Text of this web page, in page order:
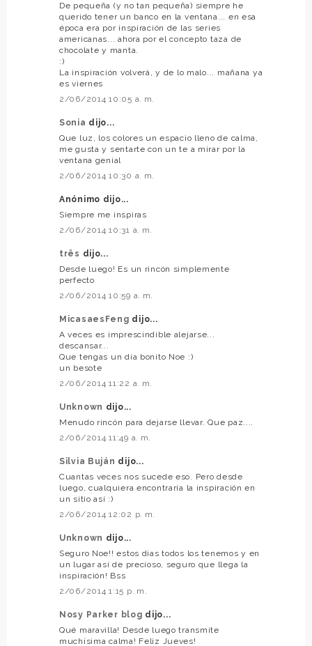
De pequeña (y no tan pequeña) siempre he
querido tener un banco en la ventana... en esa
época era por inspiración de las series
americanas... ahora por el concepto taza de
chocolate y manta.
:)
La inspiración volverá, y de lo malo... mañana ya
es viernes
2/06/2014 10:05 a. m.
Sonia dijo...
Que luz, los colores un espacio lleno de calma,
me gusta y sentarte con un te a mirar por la
ventana genial
2/06/2014 10:30 a. m.
Anónimo dijo...
Siempre me inspiras
2/06/2014 10:31 a. m.
três dijo...
Desde luego! Es un rincón simplemente
perfecto
2/06/2014 10:59 a. m.
MicasaesFeng dijo...
A veces es imprescindible alejarse...
descansar...
Que tengas un día bonito Noe :)
un besote
2/06/2014 11:22 a. m.
Unknown dijo...
Menudo rincón para dejarse llevar. Que paz....
2/06/2014 11:49 a. m.
Silvia Buján dijo...
Cuantas veces nos sucede eso. Pero desde
luego, cualquiera encontraría la inspiración en
un sitio así :)
2/06/2014 12:02 p. m.
Unknown dijo...
Seguro Noe!! estos dias todos los tenemos y en
un lugar así de precioso, seguro que llega la
inspiración! Bss
2/06/2014 1:15 p. m.
Nosy Parker blog dijo...
Qué maravilla! Desde luego transmite
muchísima calma! Feliz Jueves!